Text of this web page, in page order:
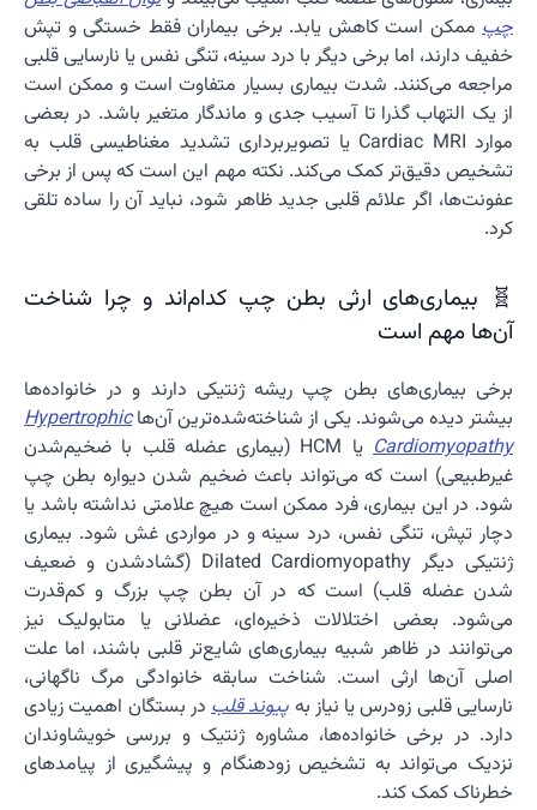
چپ ممکن است کاهش یابد. برخی بیماران فقط خستگی و تپش
خفیف دارند، اما برخی دیگر با درد سینه، تنگی نفس یا نارسایی قلبی
مراجعه می‌کنند. شدت بیماری بسیار متفاوت است و ممکن است
از یک التهاب گذرا تا آسیب جدی و ماندگار متغیر باشد. در بعضی
موارد Cardiac MRI یا تصویربرداری تشدید مغناطیسی قلب به
تشخیص دقیق‌تر کمک می‌کند. نکته مهم این است که پس از برخی
عفونت‌ها، اگر علائم قلبی جدید ظاهر شود، نباید آن را ساده تلقی
کرد.
🧬 بیماری‌های ارثی بطن چپ کدام‌اند و چرا شناخت
آن‌ها مهم است
برخی بیماری‌های بطن چپ ریشه ژنتیکی دارند و در خانواده‌ها
بیشتر دیده می‌شوند. یکی از شناخته‌شده‌ترین آن‌هاHypertrophic
Cardiomyopathy
یا HCM (بیماری عضله قلب با ضخیم‌شدن
غیرطبیعی) است که می‌تواند باعث ضخیم شدن دیواره بطن چپ
شود. در این بیماری، فرد ممکن است هیچ علامتی نداشته باشد یا
دچار تپش، تنگی نفس، درد سینه و در مواردی غش شود. بیماری
ژنتیکی دیگر Dilated Cardiomyopathy (گشادشدن و ضعیف
شدن عضله قلب) است که در آن بطن چپ بزرگ و کم‌قدرت
می‌شود. بعضی اختلالات ذخیره‌ای، عضلانی یا متابولیک نیز
می‌توانند در ظاهر شبیه بیماری‌های شایع‌تر قلبی باشند، اما علت
اصلی آن‌ها ارثی است. شناخت سابقه خانوادگی مرگ ناگهانی،
نارسایی قلبی زودرس یا نیاز بهپیوند قلبدر بستگان اهمیت زیادی
دارد. در برخی خانواده‌ها، مشاوره ژنتیک و بررسی خویشاوندان
نزدیک می‌تواند به تشخیص زودهنگام و پیشگیری از پیامدهای
خطرناک کمک کند.